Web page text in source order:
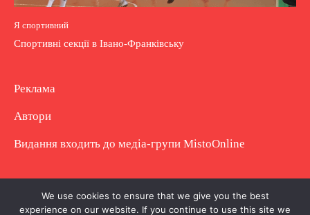
Я спортивний
Спортивні секції в Івано-Франківську
Реклама
Автори
Видання входить до медіа-групи MistoOnline
Copyright © Повне використання матеріалу
We use cookies to ensure that we give you the best
experience on our website. If you continue to use this site we